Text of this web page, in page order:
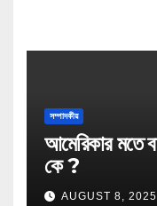
সম্পাদকীয়
আমেরিকার মতে বাংলাদেশের স্বাধিনতার ঘোষক
কে ?
AUGUST 8, 2025